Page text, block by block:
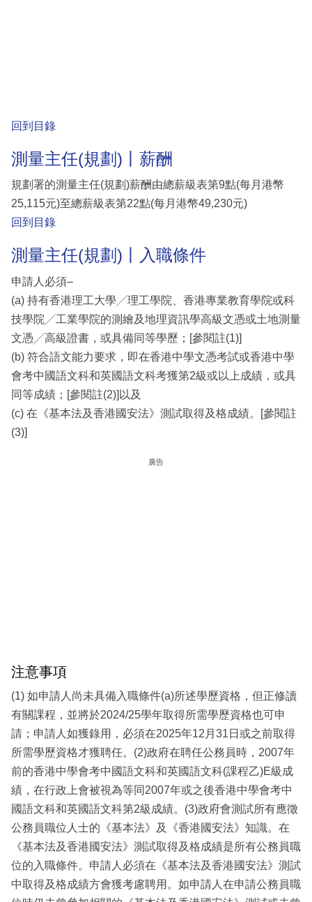
回到目錄
測量主任(規劃)丨薪酬
規劃署的測量主任(規劃)薪酬由總薪級表第9點(每月港幣
25,115元)至總薪級表第22點(每月港幣49,230元)
回到目錄
測量主任(規劃)丨入職條件
申請人必須–
(a) 持有香港理工大學╱理工學院、香港專業教育學院或科
技學院╱工業學院的測繪及地理資訊學高級文憑或土地測量
文憑╱高級證書，或具備同等學歷；[參閱註(1)]
(b) 符合語文能力要求，即在香港中學文憑考試或香港中學
會考中國語文科和英國語文科考獲第2級或以上成績，或具
同等成績；[參閱註(2)]以及
(c) 在《基本法及香港國安法》測試取得及格成績。[參閱註
(3)]
廣告
注意事項
(1) 如申請人尚未具備入職條件(a)所述學歷資格，但正修讀
有關課程，並將於2024/25學年取得所需學歷資格也可申
請；申請人如獲錄用，必須在2025年12月31日或之前取得
所需學歷資格才獲聘任。(2)政府在聘任公務員時，2007年
前的香港中學會考中國語文科和英國語文科(課程乙)E級成
績，在行政上會被視為等同2007年或之後香港中學會考中
國語文科和英國語文科第2級成績。(3)政府會測試所有應徵
公務員職位人士的《基本法》及《香港國安法》知識。在
《基本法及香港國安法》測試取得及格成績是所有公務員職
位的入職條件。申請人必須在《基本法及香港國安法》測試
中取得及格成績方會獲考慮聘用。如申請人在申請公務員職